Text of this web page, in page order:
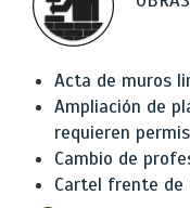
Acta de muros
Ampliación de
requieren
Cambio de
Cartel frente de